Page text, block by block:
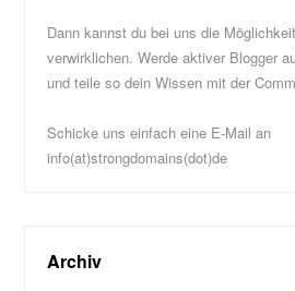
Dann kannst du bei uns die
verwirklichen. Werde aktiver Blogger
und teile so dein Wissen mit der
Schicke uns einfach eine E-Mail an
info(at)strongdomains(dot)de
Archiv